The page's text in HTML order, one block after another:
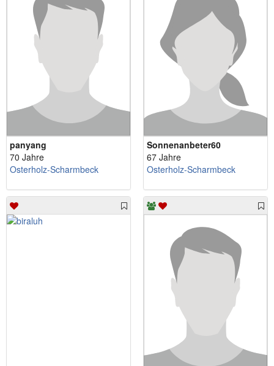
panyang
70 Jahre
Osterholz-Scharmbeck
Sonnenanbeter60
67 Jahre
Osterholz-Scharmbeck